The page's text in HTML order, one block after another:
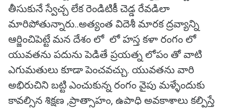
తీసుకునే స్వేచ్చ లేక రెండిటికీ చెడ్డ రేవడిలా
మారిపోతున్నారు..అత్యంత విదెశీ మారక ద్రవ్యాన్ని
ఆర్జించిపెట్టే మన దేశం లో లో హస్త కళా రంగం లో
యువతను పదును పెడితే ప్రయత్న లోపం తో వాటి
ఎగుమతులు కూడా పెంచవచ్చు. యువతను వారి
అభిరుచిని బట్టి ఎంచుకున్న రంగం వైపు మళ్ళేందుకు
కావల్సిన శిక్షణ ,ప్రాత్సాహం, ఉపాధి అవకాశాలు కల్పిస్తే